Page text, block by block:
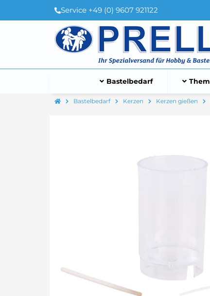
Service +49 (0) 9607 921122
Bastelbedarf
Bastelbedarf Kerzen Kerzen gießen